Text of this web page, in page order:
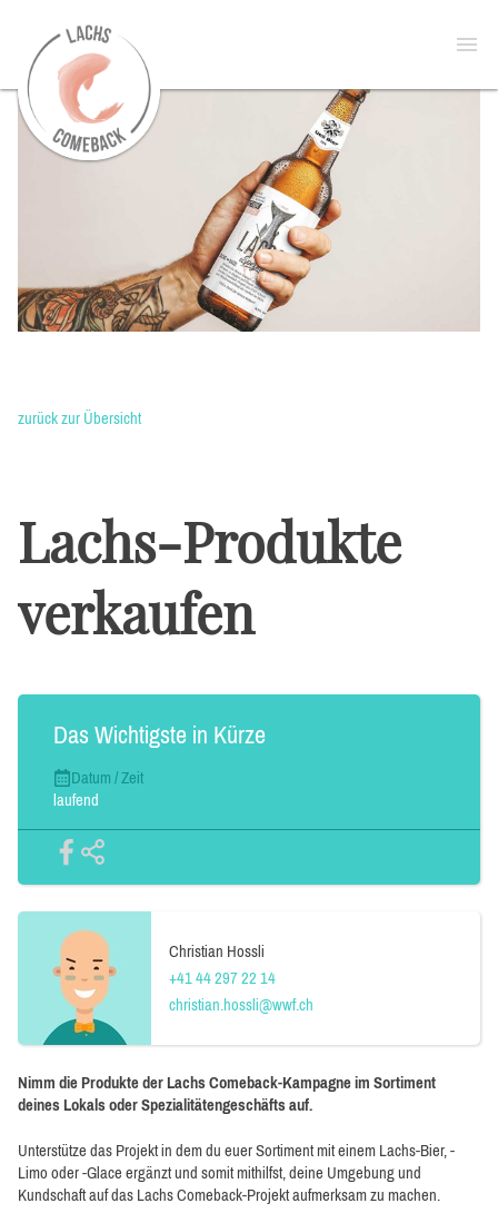
Startseite
Open
menu
zurück zur Übersicht
Lachs-Produkte
verkaufen
Das Wichtigste in Kürze
Datum / Zeit
laufend
Christian Hossli
+41 44 297 22 14
christian.hossli@wwf.ch
Nimm die Produkte der Lachs Comeback-Kampagne im Sortiment
deines Lokals oder Spezialitätengeschäfts auf.
Unterstütze das Projekt in dem du euer Sortiment mit einem Lachs-Bier, -
Limo oder -Glace ergänzt und somit mithilfst, deine Umgebung und
Kundschaft auf das Lachs Comeback-Projekt aufmerksam zu machen.